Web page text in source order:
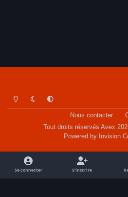
Light ModeDark ModeSystem Preference
Nous contacter
Tout droits réservés Avex
Powered by Invision
Se connecter S’inscrire